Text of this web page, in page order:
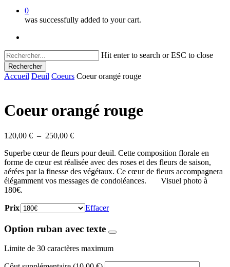
0
was successfully added to your cart.
Hit enter to search or ESC to close
Rechercher
Close
Accueil Deuil Coeurs Coeur orangé rouge
Coeur orangé rouge
120,00 € – 250,00 €Plage
prix :
120,00 €
à
250,00 €
Superbe cœur de fleurs pour deuil. Cette composition florale en
forme de cœur est réalisée avec des roses et des fleurs de saison,
aérées par la finesse des végétaux. Ce cœur de fleurs accompagnera
élégamment vos messages de condoléances. Visuel photo à
180€.
Prix Effacer
Option ruban avec texte
Limite de 30 caractères maximum